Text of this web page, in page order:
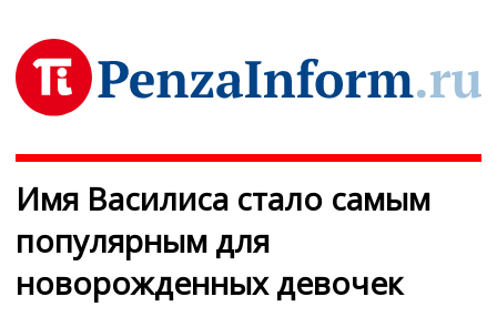
Имя Василиса стало самым
популярным для
новорожденных девочек